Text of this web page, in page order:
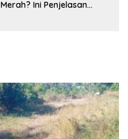
Merah? Ini Penjelasan